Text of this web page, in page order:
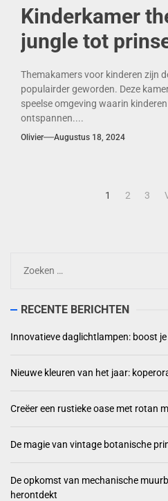
Kinderkamer
jungle tot
Themakamers voor kinderen zijn
populairder geworden. Deze
speelse omgeving waarin
ontspannen....
Olivier Augustus 18, 2024
1 2 3
naar:
RECENTE BERICHTEN
Innovatieve daglichtlampen: boost
Nieuwe kleuren van het jaar:
Creëer een rustieke oase met rotan
De magie van vintage botanische
De opkomst van mechanische
herontdekt